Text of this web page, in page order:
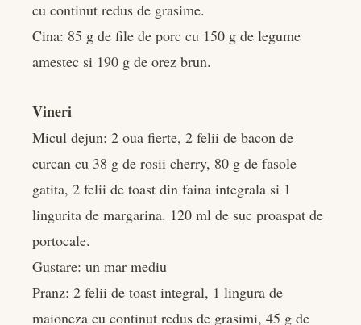
cu continut redus de grasime.
Cina: 85 g de file de porc cu 150 g de legume
amestec si 190 g de orez brun.
Vineri
Micul dejun: 2 oua fierte, 2 felii de bacon de
curcan cu 38 g de rosii cherry, 80 g de fasole
gatita, 2 felii de toast din faina integrala si 1
lingurita de margarina. 120 ml de suc proaspat de
portocale.
Gustare: un mar mediu
Pranz: 2 felii de toast integral, 1 lingura de
maioneza cu continut redus de grasimi, 45 g de